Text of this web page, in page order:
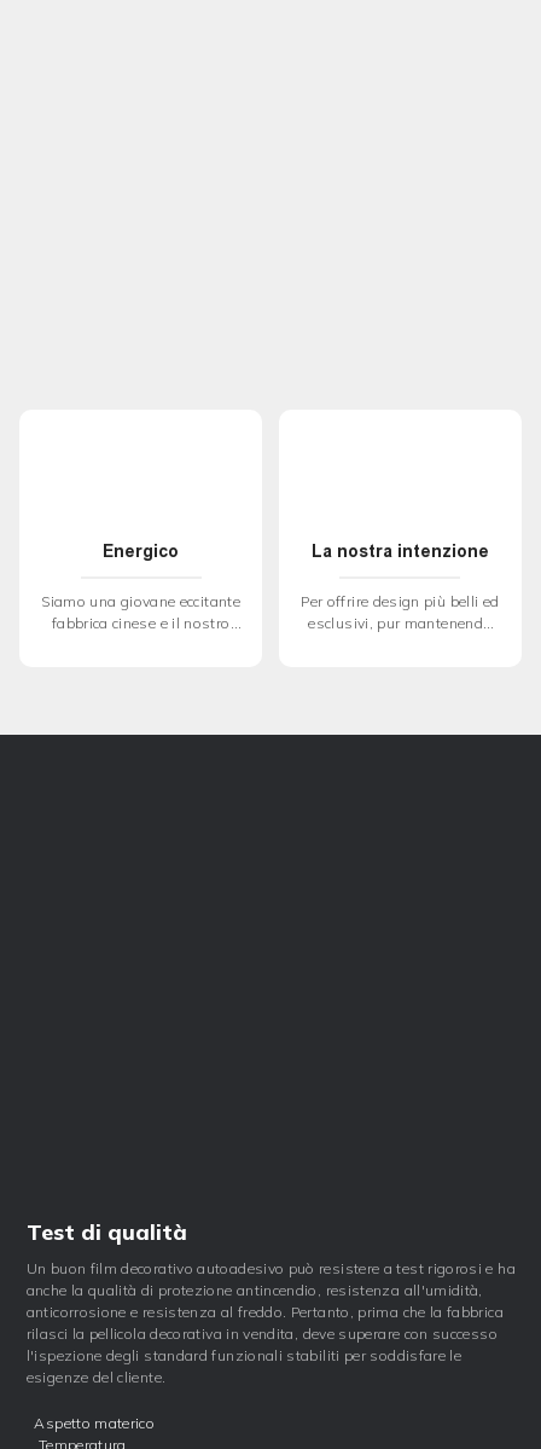
Energico
Siamo una giovane eccitante
fabbrica cinese e il nostro
passione per servire i nostri
La nostra intenzione
Per offrire design più belli ed
esclusivi, pur mantenendo
Test di qualità
Un buon film decorativo autoadesivo può resistere a test rigorosi e ha
anche la qualità di protezione antincendio, resistenza all'umidità,
anticorrosione e resistenza al freddo. Pertanto, prima che la fabbrica
rilasci la pellicola decorativa in vendita, deve superare con successo
l'ispezione degli standard funzionali stabiliti per soddisfare le
esigenze del cliente.
Aspetto materico
Temperatura